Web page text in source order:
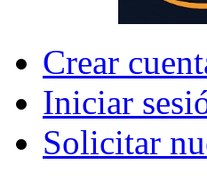
Crear
Iniciar
Solicitar